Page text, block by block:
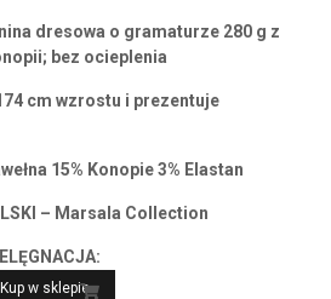
dresowa o gramaturze 280 g z
bez ocieplenia
cm wzrostu i prezentuje
15% Konopie 3% Elastan
– Marsala Collection
w sklepie